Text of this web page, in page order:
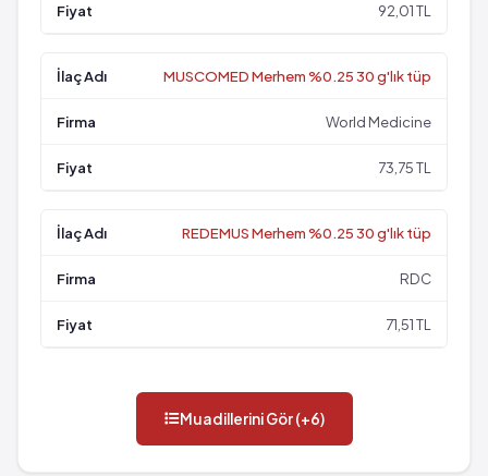
92,01 TL
MUSCOMED Merhem %0.25 30 g'lık tüp
World Medicine
73,75 TL
REDEMUS Merhem %0.25 30 g'lık tüp
RDC
71,51 TL
Muadillerini Gör (+6)